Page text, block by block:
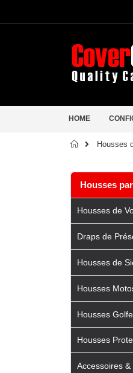
HOME
Accueil
Housses
Housses
Housses de
Draps de
Housses de
Housses
Housses
Housses
Accessoires &